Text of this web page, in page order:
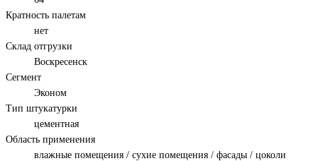
Кратность палетам
нет
Склад отгрузки
Воскресенск
Сегмент
Эконом
Тип штукатурки
цементная
Область применения
влажные помещения / сухие помещения / фасады / цоколи